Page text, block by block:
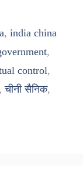
, india china
,
control,
,चीनी सैनिक,